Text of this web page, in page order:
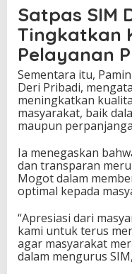
Satpas SIM
Tingkatkan
Pelayanan
Sementara itu,
Deri Pribadi,
meningkatkan
masyarakat, baik
maupun
Ia menegaskan
dan transparan
Mogot dalam
optimal kepada
“Apresiasi dari
kami untuk terus
agar masyarakat
dalam mengurus